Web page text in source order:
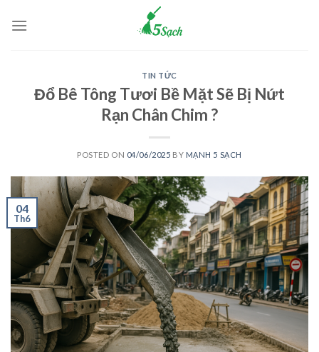
TIN TỨC
Đổ Bê Tông Tươi Bề Mặt Sẽ Bị Nứt
Rạn Chân Chim ?
POSTED ON 04/06/2025 BY MẠNH 5 SẠCH
04
Th6